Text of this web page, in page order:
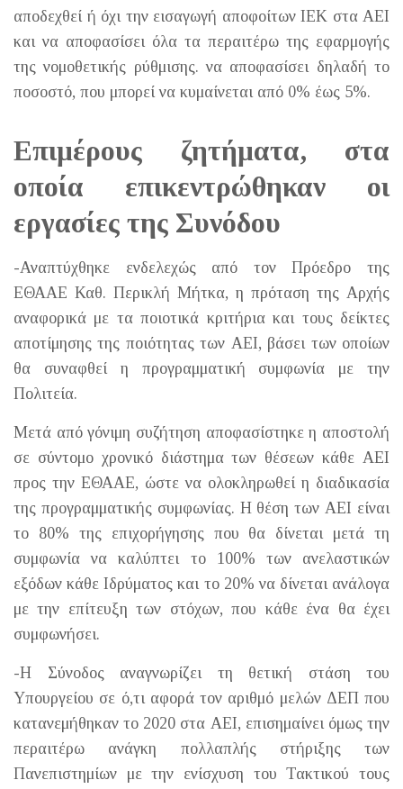
αποδεχθεί ή όχι την εισαγωγή αποφοίτων ΙΕΚ στα ΑΕΙ
και να αποφασίσει όλα τα περαιτέρω της εφαρμογής
της νομοθετικής ρύθμισης. να αποφασίσει δηλαδή το
ποσοστό, που μπορεί να κυμαίνεται από 0% έως 5%.
Επιμέρους ζητήματα, στα
οποία επικεντρώθηκαν οι
εργασίες της Συνόδου
-Αναπτύχθηκε ενδελεχώς από τον Πρόεδρο της
ΕΘΑΑΕ Καθ. Περικλή Μήτκα, η πρόταση της Αρχής
αναφορικά με τα ποιοτικά κριτήρια και τους δείκτες
αποτίμησης της ποιότητας των ΑΕΙ, βάσει των οποίων
θα συναφθεί η προγραμματική συμφωνία με την
Πολιτεία.
Μετά από γόνιμη συζήτηση αποφασίστηκε η αποστολή
σε σύντομο χρονικό διάστημα των θέσεων κάθε ΑΕΙ
προς την ΕΘΑΑΕ, ώστε να ολοκληρωθεί η διαδικασία
της προγραμματικής συμφωνίας. Η θέση των ΑΕΙ είναι
το 80% της επιχορήγησης που θα δίνεται μετά τη
συμφωνία να καλύπτει το 100% των ανελαστικών
εξόδων κάθε Ιδρύματος και το 20% να δίνεται ανάλογα
με την επίτευξη των στόχων, που κάθε ένα θα έχει
συμφωνήσει.
-Η Σύνοδος αναγνωρίζει τη θετική στάση του
Υπουργείου σε ό,τι αφορά τον αριθμό μελών ΔΕΠ που
κατανεμήθηκαν το 2020 στα ΑΕΙ, επισημαίνει όμως την
περαιτέρω ανάγκη πολλαπλής στήριξης των
Πανεπιστημίων με την ενίσχυση του Τακτικού τους